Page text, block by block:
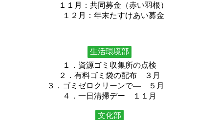
１１月：共同募金（赤い羽根）
１２月：年末たすけあい募金
生活環境部
１．資源ゴミ収集所の点検
２．有料ゴミ袋の配布 ３月
３．ゴミゼロクリーンで― ５月
４．一日清掃デー １１月
文化部